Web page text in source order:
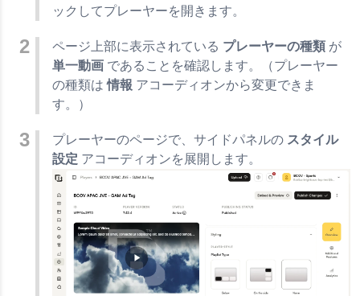
ックしてプレーヤーを開きます。
ページ上部に表示されている プレーヤーの種類 が
単一動画 であることを確認します。（プレーヤー
の種類は情報 アコーディオンから変更できま
す。）
プレーヤーのページで、サイドパネルの スタイル
設定 アコーディオンを展開します。